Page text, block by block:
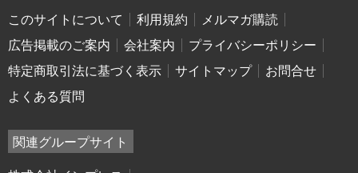
このサイトについて 利用規約
メルマガ購読
広告掲載のご案内
会社案内
プライバシーポリシー
特定商取引法に基づく表示
サイトマップ
お問合せ
よくある質問
関連グループサイト